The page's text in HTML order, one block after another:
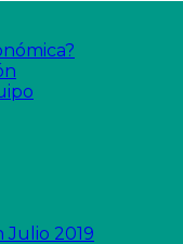
Julio 2019